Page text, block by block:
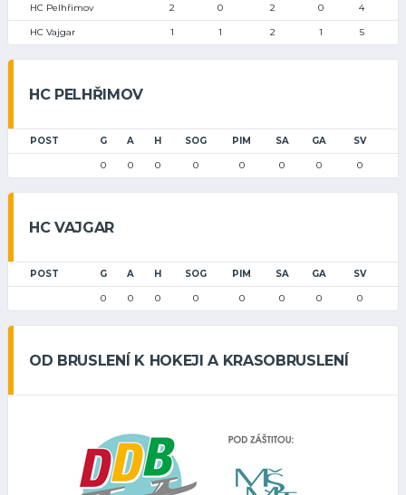
HC Pelhřimov 2 0 2 0 4
HC Vajgar 1 1 2 1 5
HC PELHŘIMOV
POST G A H SOG PIM SA GA SV
0 0 0 0 0 0 0 0
HC VAJGAR
POST G A H SOG PIM SA GA SV
0 0 0 0 0 0 0 0
OD BRUSLENÍ K HOKEJI A KRASOBRUSLENÍ